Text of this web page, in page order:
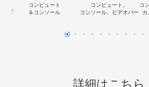
コンピュート、
コンソール、ビデオバー
コンピュート、コンソール、
カメラ、スピーカーフォン
詳細はこちら